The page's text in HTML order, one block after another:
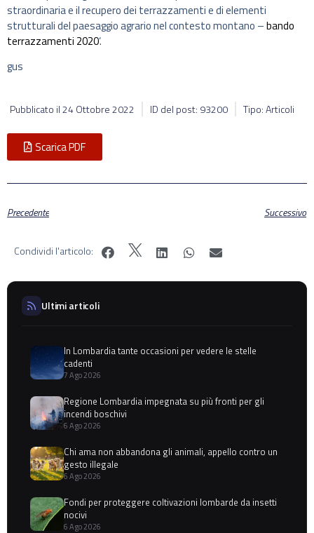
straordinaria e il recupero dei terrazzamenti e di elementi
strutturali del paesaggio agrario nel contesto montano –bando
terrazzamenti 2020‘.
gus
Pubblicato il24 Ottobre 2022 ID del post: 93200 Tipo: Articoli
Scarica PDF
Precedente Successivo
Condividi l'articolo:
Ultimi articoli
In Lombardia tante occasioni per vedere le stelle
cadenti
7 Ago 2026
Regione Lombardia impegnata su più fronti per gli
incendi boschivi
6 Ago 2026
Chi ama non abbandona gli animali, appello contro un
gesto illegale
6 Ago 2026
Fondi per proteggere coltivazioni lombarde da insetti
nocivi
6 Ago 2026